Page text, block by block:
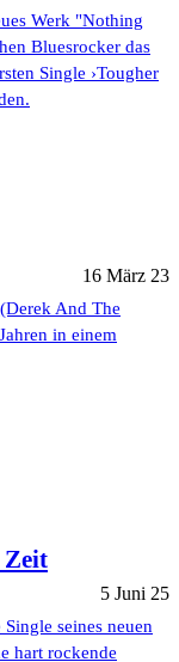
Werk "Nothing
Bluesrocker das
Single ›Tougher
16 März 23
And The
in einem
Zeit
5 Juni 25
seines neuen
hart rockende